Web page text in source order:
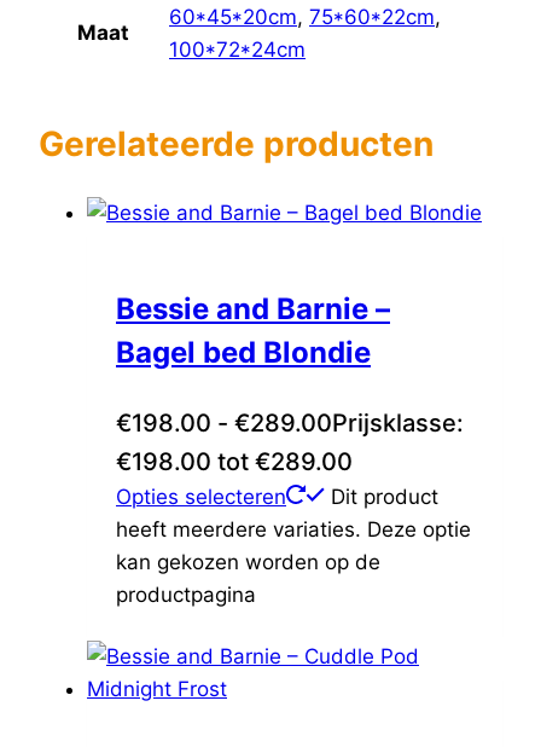
Maat
60*45*20cm, 75*60*22cm,
100*72*24cm
Gerelateerde producten
Bessie and Barnie –
Bagel bed Blondie
€198.00 - €289.00Prijsklasse:
€198.00 tot €289.00
Opties selecteren
Dit product
heeft meerdere variaties. Deze optie
kan gekozen worden op de
productpagina